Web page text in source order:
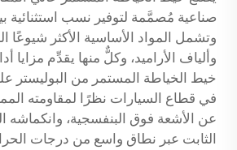
صناعية مُصمَّمة لتوفير نسب استثنائية
وتشمل المواد الأساسية الأكثر شيوعًا
وألياف الأراميد، وكلٌّ منها يقدِّم مزايا
خيط الخياطة المستمر من البوليستر
في قطاع السيارات نظرًا لمقاومته
عن الأشعة فوق البنفسجية، وانكماشه
الثابت عبر نطاق واسع من درجات